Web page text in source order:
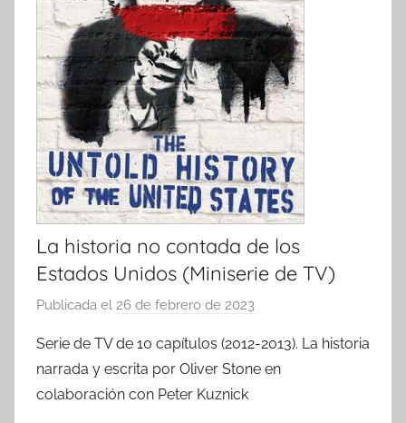
La historia no contada de los
Estados Unidos (Miniserie de TV)
Publicada el 26 de febrero de 2023
Serie de TV de 10 capítulos (2012-2013). La historia
narrada y escrita por Oliver Stone en
colaboración con Peter Kuznick